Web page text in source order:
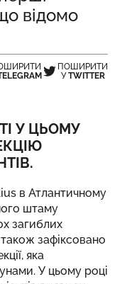
відомо
ПОШИРИТИ
УTWITTER
У ЦЬОМУ
в Атлантичному
штаму
загиблих
також зафіксовано
яка
У цьому році